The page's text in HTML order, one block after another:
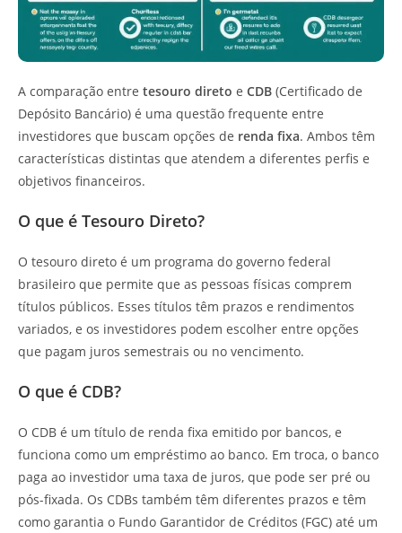
A comparação entre tesouro direto e CDB (Certificado de
Depósito Bancário) é uma questão frequente entre
investidores que buscam opções de renda fixa. Ambos têm
características distintas que atendem a diferentes perfis e
objetivos financeiros.
O que é Tesouro Direto?
O tesouro direto é um programa do governo federal
brasileiro que permite que as pessoas físicas comprem
títulos públicos. Esses títulos têm prazos e rendimentos
variados, e os investidores podem escolher entre opções
que pagam juros semestrais ou no vencimento.
O que é CDB?
O CDB é um título de renda fixa emitido por bancos, e
funciona como um empréstimo ao banco. Em troca, o banco
paga ao investidor uma taxa de juros, que pode ser pré ou
pós-fixada. Os CDBs também têm diferentes prazos e têm
como garantia o Fundo Garantidor de Créditos (FGC) até um